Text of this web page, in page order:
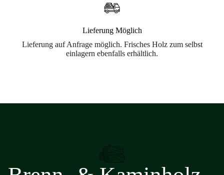
Lieferung Möglich
Lieferung auf Anfrage möglich. Frisches Holz zum selbst
einlagern ebenfalls erhältlich.